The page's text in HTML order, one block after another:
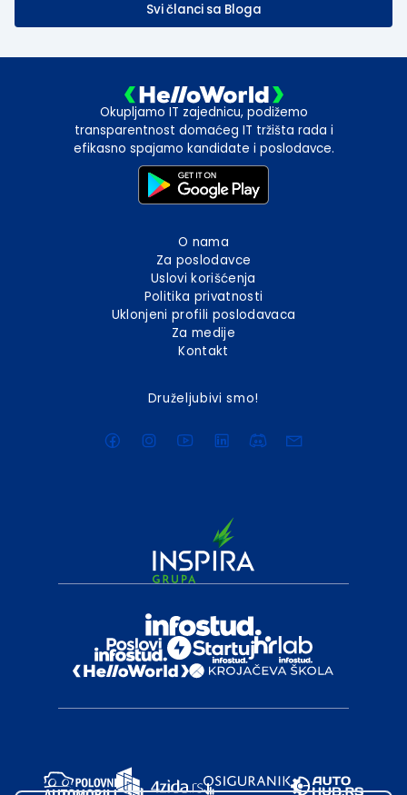
Svi članci sa Bloga
Okupljamo IT zajednicu, podižemo
transparentnost domaćeg IT tržišta rada i
efikasno spajamo kandidate i poslodavce.
O nama
Za poslodavce
Uslovi korišćenja
Politika privatnosti
Uklonjeni profili poslodavaca
Za medije
Kontakt
Druželjubivi smo!